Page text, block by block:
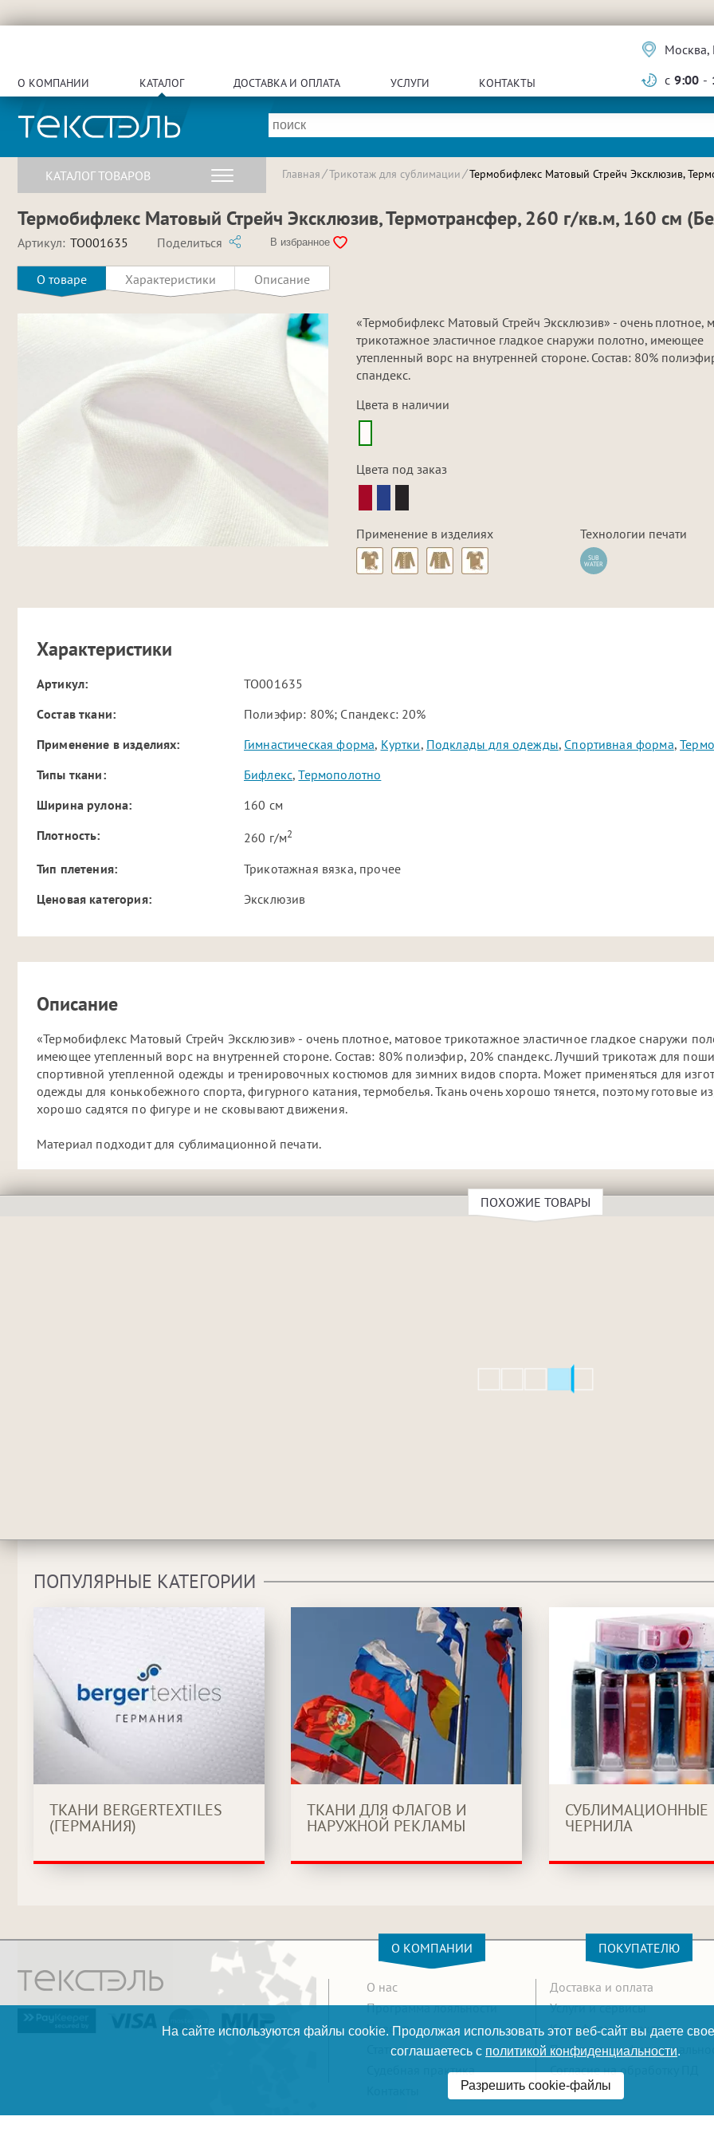
О КОМПАНИИ КАТАЛОГ ДОСТАВКА И ОПЛАТА УСЛУГИ КОНТАКТЫ
Москва,
с 9:00 -
КАТАЛОГ ТОВАРОВ Главная Трикотаж для сублимации Термобифлекс Матовый Стрейч Эксклюзив,
Термобифлекс Матовый Стрейч Эксклюзив, Термотрансфер, 260 г/кв.м, 160 см
Артикул: TO001635 Поделиться В избранное
О товаре Характеристики Описание
«Термобифлекс Матовый Стрейч Эксклюзив» - очень плотное,
трикотажное эластичное гладкое снаружи полотно, имеющее
утепленный ворс на внутренней стороне. Состав: 80%
спандекс.
Цвета в наличии
Цвета под заказ
Применение в изделиях Технологии печати
SUB
WATER
Характеристики
Артикул:
TO001635
Cостав ткани:
Полиэфир: 80%; Спандекс: 20%
Применение в изделиях:
Гимнастическая форма, Куртки, Подклады для одежды, Спортивная форма,
Типы ткани:
Бифлекс,Термополотно
Ширина рулона:
160 см
Плотность:
260 г/м2
Тип плетения:
Трикотажная вязка, прочее
Ценовая категория:
Эксклюзив
Описание
«Термобифлекс Матовый Стрейч Эксклюзив» - очень плотное, матовое трикотажное эластичное гладкое снаружи
имеющее утепленный ворс на внутренней стороне. Состав: 80% полиэфир, 20% спандекс. Лучший трикотаж для
спортивной утепленной одежды и тренировочных костюмов для зимних видов спорта. Может применяться для
одежды для конькобежного спорта, фигурного катания, термобелья. Ткань очень хорошо тянется, поэтому готовые
хорошо садятся по фигуре и не сковывают движения.
Материал подходит для сублимационной печати.
ПОХОЖИЕ ТОВАРЫ
ПОПУЛЯРНЫЕ КАТЕГОРИИ
ТКАНИ BERGERTEXTILES
(ГЕРМАНИЯ)
ТКАНИ ДЛЯ ФЛАГОВ И
НАРУЖНОЙ РЕКЛАМЫ
СУБЛИМАЦИОННЫЕ
ЧЕРНИЛА
О КОМПАНИИ
О нас
Программа лояльности
Новости
Статьи
Судебная практика
ПОКУПАТЕЛЮ
Доставка и оплата
Услуги и сервисы
Как оформить заказ
Политика
Согласие на обработку ПД
На сайте используются файлы cookie. Продолжая использовать этот веб-сайт вы даете
соглашаетесь с политикой конфиденциальности.
Разрешить cookie-файлы